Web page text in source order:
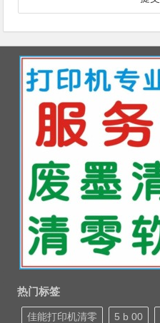
热门标签
佳能打印机清零 5 b 00